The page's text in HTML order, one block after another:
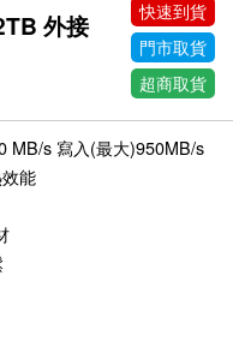
外接
快速到貨
門市取貨
超商取貨
MB/s 寫入(最大)950MB/s
能